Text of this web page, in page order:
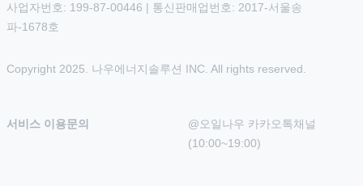
사업자번호: 199-87-00446 | 통신판매업번호: 2017-서울송
파-1678호
Copyright 2025. 나우에너지솔루션 INC. All rights reserved.
서비스 이용문의
@오일나우 카카오톡채널
(10:00~19:00)